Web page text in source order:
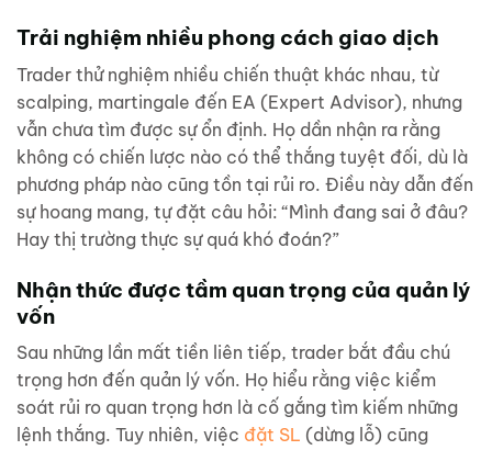
Trải nghiệm nhiều phong cách giao dịch
Trader thử nghiệm nhiều chiến thuật khác nhau, từ
scalping, martingale đến EA (Expert Advisor), nhưng
vẫn chưa tìm được sự ổn định. Họ dần nhận ra rằng
không có chiến lược nào có thể thắng tuyệt đối, dù là
phương pháp nào cũng tồn tại rủi ro. Điều này dẫn đến
sự hoang mang, tự đặt câu hỏi: “Mình đang sai ở đâu?
Hay thị trường thực sự quá khó đoán?”
Nhận thức được tầm quan trọng của quản lý
vốn
Sau những lần mất tiền liên tiếp, trader bắt đầu chú
trọng hơn đến quản lý vốn. Họ hiểu rằng việc kiểm
soát rủi ro quan trọng hơn là cố gắng tìm kiếm những
lệnh thắng. Tuy nhiên, việc đặt SL (dừng lỗ) cũng